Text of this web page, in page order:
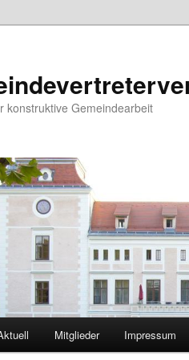
konstruktive Gemeindearbeit
Mitglieder Impressum